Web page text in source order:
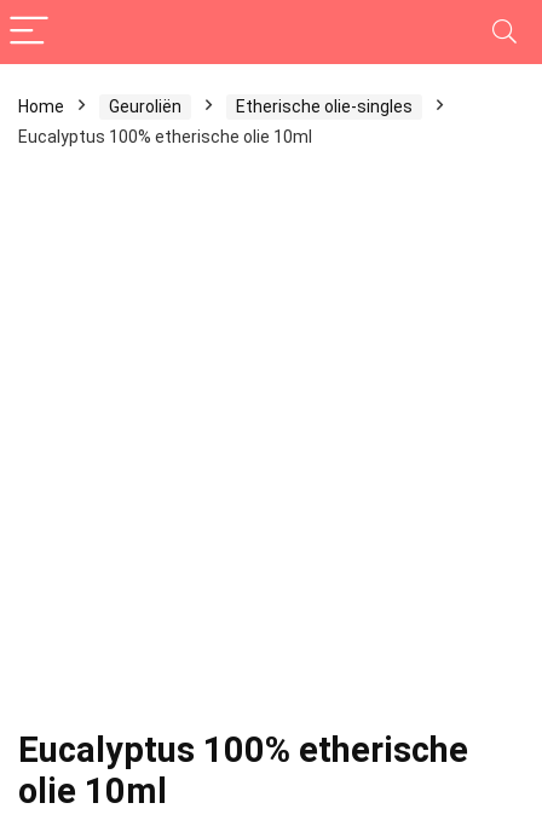
Home Geuroliën
Etherische olie-singles
Eucalyptus 100% etherische olie 10ml
Eucalyptus 100% etherische
olie 10ml